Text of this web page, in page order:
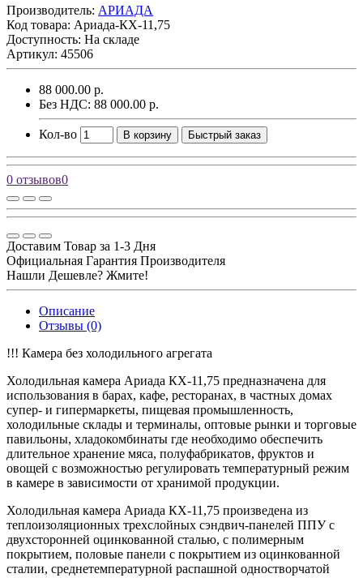
Производитель: АРИАДА
Код товара: Ариада-КХ-11,75
Доступность: На складе
Артикул: 45506
88 000.00 р.
Без НДС: 88 000.00 р.
Кол-во В корзину Быстрый заказ
0 отзывов0
Доставим Товар за 1-3 Дня
Официальная Гарантия Производителя
Нашли Дешевле? Жмите!
Описание
Отзывы (0)
!!! Камера без холодильного агрегата
Холодильная камера Ариада КХ-11,75 предназначена для
использования в барах, кафе, ресторанах, в частных домах
супер- и гипермаркеты, пищевая промышленность,
холодильные склады и терминалы, оптовые рынки и торговые
павильоны, хладокомбинаты где необходимо обеспечить
длительное хранение мяса, полуфабрикатов, фруктов и
овощей с возможностью регулировать температурный режим
в камере в зависимости от хранимой продукции.
Холодильная камера Ариада КХ-11,75 произведена из
теплоизоляционных трехслойных сэндвич-панелей ППУ с
двухсторонней оцинкованной сталью, с полимерным
покрытием, половые панели с покрытием из оцинкованной
сталии, среднетемпературной распашной одностворчатой